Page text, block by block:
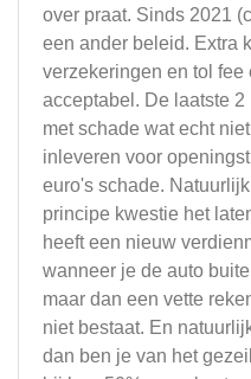
over praat. Sinds 2021
een ander beleid. Extra
verzekeringen en tol fee
acceptabel. De laatste
met schade wat echt
inleveren voor
euro's schade.
principe kwestie het
heeft een nieuw
wanneer je de auto
maar dan een vette
niet bestaat. En
dan ben je van het